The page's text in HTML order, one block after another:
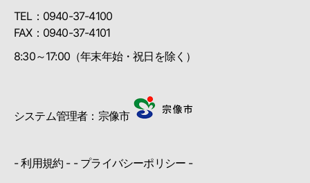
TEL：0940-37-4100
FAX：0940-37-4101
8:30～17:00（年末年始・祝日を除く）
システム管理者：宗像市
-利用規約 - - プライバシーポリシー -